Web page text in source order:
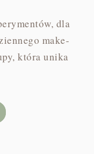
dla
make-
która unika